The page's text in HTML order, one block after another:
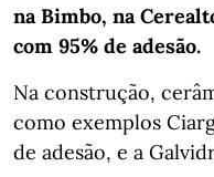
na Bimbo, na
com 95% de adesão.
Na construção,
como exemplos
de adesão, e a